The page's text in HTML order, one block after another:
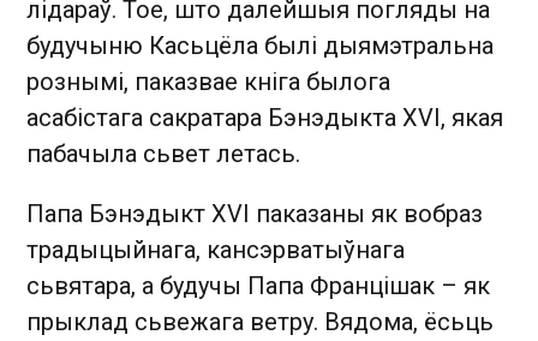
лідараў. Тое, што далейшыя погляды на
будучыню Касьцёла былі дыямэтральна
рознымі, паказвае кніга былога
асабістага сакратара Бэнэдыкта XVI, якая
пабачыла сьвет летась.
Папа Бэнэдыкт XVI паказаны як вобраз
традыцыйнага, кансэрватыўнага
сьвятара, а будучы Папа Францішак – як
прыклад сьвежага ветру. Вядома, ёсьць